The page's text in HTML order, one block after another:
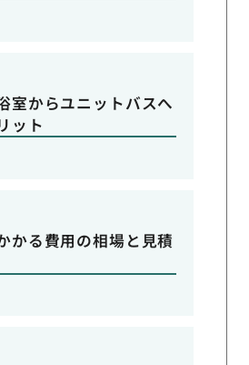
室からユニットバスへ
ット
かる費用の相場と見積